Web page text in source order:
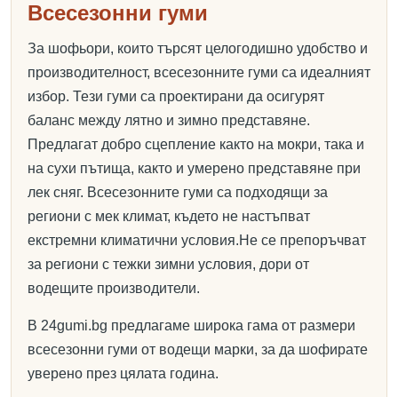
Всесезонни гуми
За шофьори, които търсят целогодишно удобство и
производителност, всесезонните гуми са идеалният
избор. Тези гуми са проектирани да осигурят
баланс между лятно и зимно представяне.
Предлагат добро сцепление както на мокри, така и
на сухи пътища, както и умерено представяне при
лек сняг. Всесезонните гуми са подходящи за
региони с мек климат, където не настъпват
екстремни климатични условия.Не се препоръчват
за региони с тежки зимни условия, дори от
водещите производители.
В 24gumi.bg предлагаме широка гама от размери
всесезонни гуми от водещи марки, за да шофирате
уверено през цялата година.